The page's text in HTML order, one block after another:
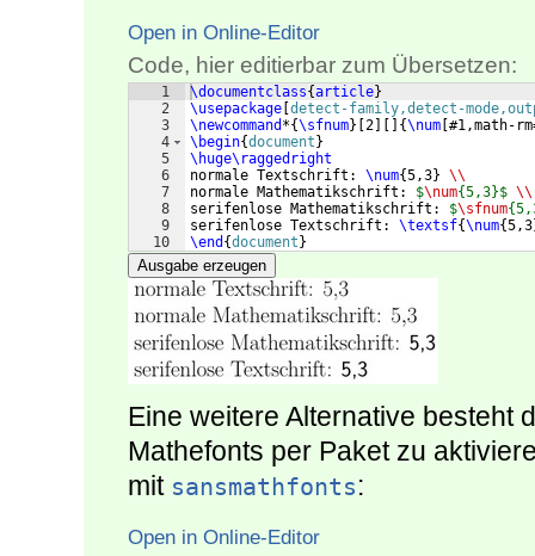
Open in Online-Editor
Code, hier editierbar zum Übersetzen:
1
2
3
4
5
6
7
8
9
10
\documentclass{article}
\usepackage detect-family,detect-
\newcommand *{\sfnum} 2 {\num #1,math-
\begin{document }
\huge\raggedright
normale Textschrift: \num{5,3} \\
normale Mathematikschrift: $\num{5,3}$ \\
serifenlose Mathematikschrift: $\sfnum
serifenlose Textschrift: \textsf{\num{5,3
\end {document }
Ausgabe erzeugen
Eine weitere Alternative besteht
Mathefonts per Paket zu
mit sansmathfonts:
Open in Online-Editor